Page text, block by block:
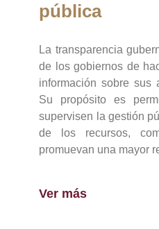
pública
La transparencia
de los gobiernos de
información sobre sus
Su propósito es
supervisen la gestión
de los recursos,
promuevan una mayor
Ver más